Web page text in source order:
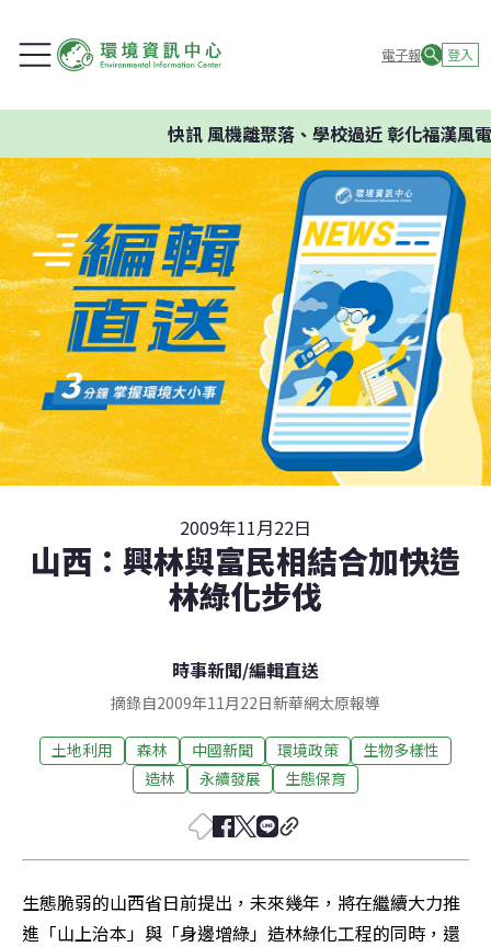
電子報 登入
快訊風機離聚落、學校過近 彰化福漢風電
2009年11月22日
山西：興林與富民相結合加快造
林綠化步伐
時事新聞/編輯直送
摘錄自2009年11月22日新華網太原報導
土地利用 森林 中國新聞 環境政策
生物多樣性
造林
永續發展 生態保育
生態脆弱的山西省日前提出，未來幾年，將在繼續大力推
進「山上治本」與「身邊增綠」造林綠化工程的同時，還